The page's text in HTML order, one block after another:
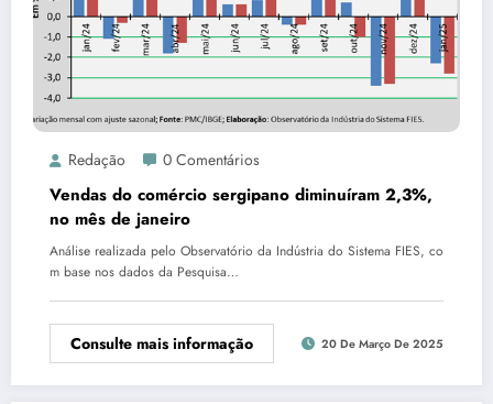
Redação 0 Comentários
Vendas do comércio sergipano diminuíram 2,3%,
no mês de janeiro
Análise realizada pelo Observatório da Indústria do Sistema FIES, co
m base nos dados da Pesquisa…
Consulte mais informação 20 De Março De 2025